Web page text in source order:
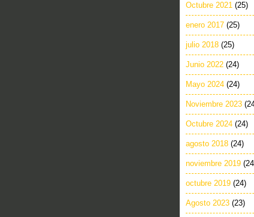
Octubre 2021 (25)
enero 2017 (25)
julio 2018 (25)
Junio 2022 (24)
Mayo 2024 (24)
Noviembre 2023
Octubre 2024 (24)
agosto 2018 (24)
noviembre 2019
octubre 2019 (24)
Agosto 2023 (23)